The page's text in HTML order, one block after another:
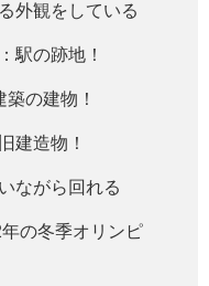
外観をしている
駅の跡地！
築の建物！
建造物！
ながら回れる
の冬季オリンピ